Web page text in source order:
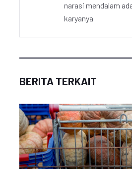
narasi mendalam
karyanya
BERITA TERKAIT